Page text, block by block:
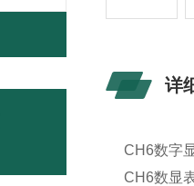
详
CH6数字
CH6数显